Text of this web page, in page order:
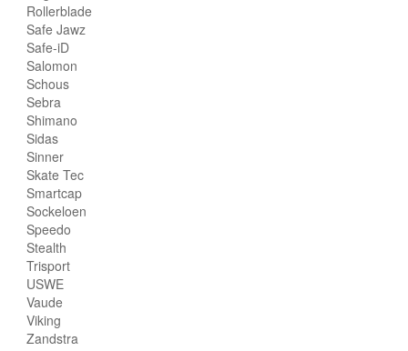
Rollerblade
Safe Jawz
Safe-iD
Salomon
Schous
Sebra
Shimano
Sidas
Sinner
Skate Tec
Smartcap
Sockeloen
Speedo
Stealth
Trisport
USWE
Vaude
Viking
Zandstra